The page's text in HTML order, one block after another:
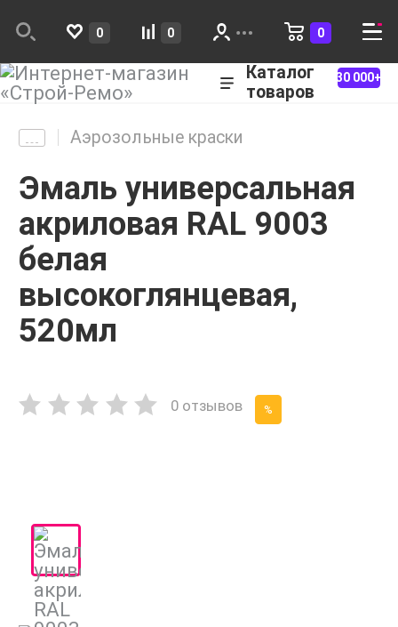
0 0 0
Каталог
товаров
30 000+
Аэрозольные краски
Эмаль универсальная
акриловая RAL 9003
белая
высокоглянцевая,
520мл
0 отзывов %